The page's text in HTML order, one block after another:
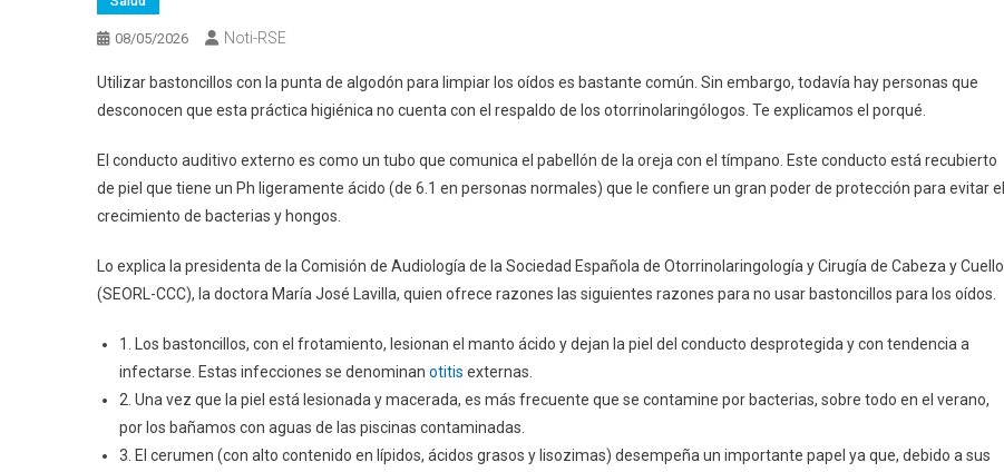
08/05/2026 Noti-RSE
Utilizar bastoncillos con la punta de algodón para limpiar los oídos es bastante común. Sin embargo, todavía hay personas que
desconocen que esta práctica higiénica no cuenta con el respaldo de los otorrinolaringólogos. Te explicamos el porqué.
El conducto auditivo externo es como un tubo que comunica el pabellón de la oreja con el tímpano. Este conducto está recubierto
de piel que tiene un Ph ligeramente ácido (de 6.1 en personas normales) que le confiere un gran poder de protección para evitar el
crecimiento de bacterias y hongos.
Lo explica la presidenta de la Comisión de Audiología de la Sociedad Española de Otorrinolaringología y Cirugía de Cabeza y Cuello
(SEORL-CCC), la doctora María José Lavilla, quien ofrece razones las siguientes razones para no usar bastoncillos para los oídos.
1. Los bastoncillos, con el frotamiento, lesionan el manto ácido y dejan la piel del conducto desprotegida y con tendencia a
infectarse. Estas infecciones se denominan otitis externas.
2. Una vez que la piel está lesionada y macerada, es más frecuente que se contamine por bacterias, sobre todo en el verano,
por los bañamos con aguas de las piscinas contaminadas.
3. El cerumen (con alto contenido en lípidos, ácidos grasos y lisozimas) desempeña un importante papel ya que, debido a sus